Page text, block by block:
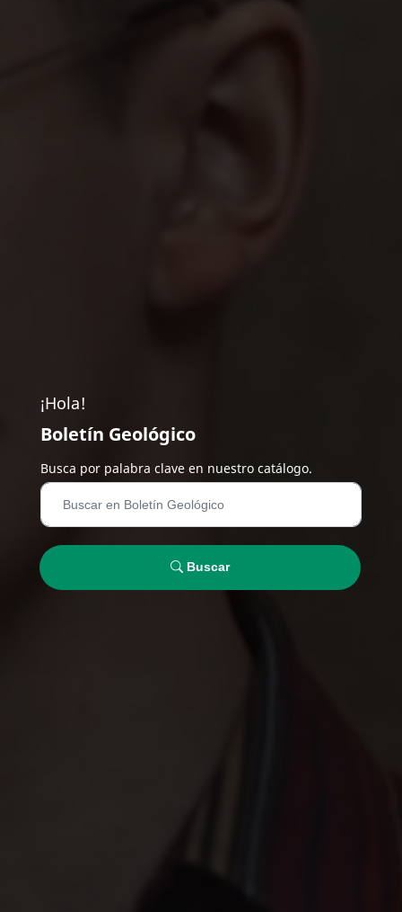
¡Hola!
Boletín Geológico
Busca por palabra clave en nuestro catálogo.
Buscar